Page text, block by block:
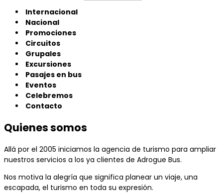
Internacional
Nacional
Promociones
Circuitos
Grupales
Excursiones
Pasajes en bus
Eventos
Celebremos
Contacto
Quienes somos
Allá por el 2005 iniciamos la agencia de turismo para ampliar
nuestros servicios a los ya clientes de Adrogue Bus.
Nos motiva la alegría que significa planear un viaje, una
escapada, el turismo en toda su expresión.